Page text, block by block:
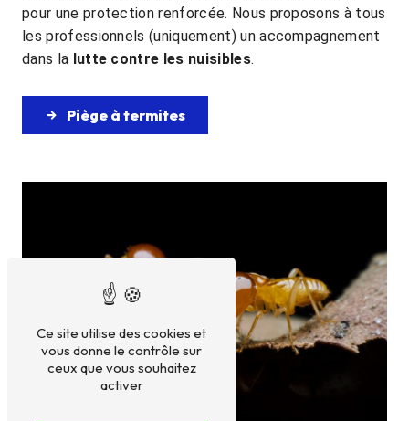
pour une protection renforcée. Nous proposons à tous
les professionnels (uniquement) un accompagnement
dans la lutte contre les nuisibles.
Piège à termites
Ce site utilise des cookies et
vous donne le contrôle sur
ceux que vous souhaitez
activer